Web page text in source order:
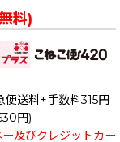
料)
便送料+手数料315円
円)
及びクレジットカー